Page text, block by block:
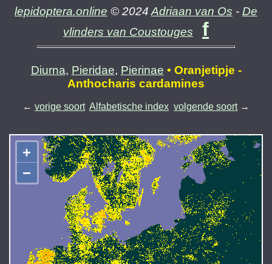
lepidoptera.online © 2024 Adriaan van Os - De
vlinders van Coustouges
f
Diurna, Pieridae, Pierinae • Oranjetipje -
Anthocharis cardamines
← vorige soort Alfabetische index volgende soort→
+
−